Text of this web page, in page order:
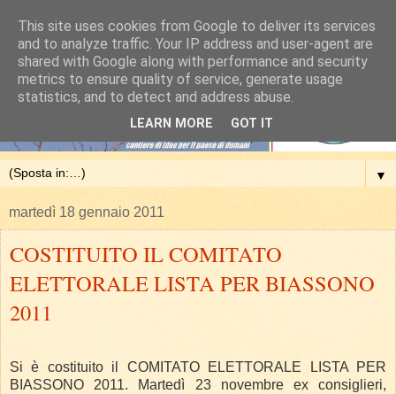
▼
martedì 18 gennaio 2011
COSTITUITO IL COMITATO
ELETTORALE LISTA PER BIASSONO
2011
Si è costituito il COMITATO ELETTORALE LISTA PER
BIASSONO 2011. Martedì 23 novembre ex consiglieri,
This site uses cookies from Google to deliver its services
and to analyze traffic. Your IP address and user-agent are
shared with Google along with performance and security
metrics to ensure quality of service, generate usage
statistics, and to detect and address abuse.
LEARN MORE GOT IT